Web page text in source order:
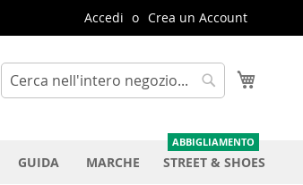
Accedi Crea un Account
Cerca
GUIDA MARCHE STREET & SHOES